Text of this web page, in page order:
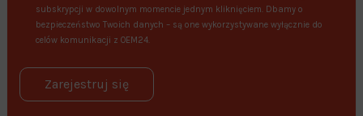
subskrypcji w dowolnym momencie jednym kliknięciem. Dbamy o
bezpieczeństwo Twoich danych – są one wykorzystywane wyłącznie do
celów komunikacji z OEM24.
Zarejestruj się